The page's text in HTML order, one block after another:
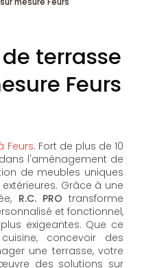
terrasse
Feurs
Feurs. Fort de plus de 10
l'aménagement de
de meubles uniques
Grâce à une
R.C. PRO transforme
et fonctionnel,
exigeantes. Que ce
concevoir des
une terrasse, votre
des solutions sur